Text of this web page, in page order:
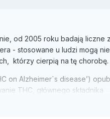
od 2005 roku badają liczne
- stosowane u ludzi mogą
którzy cierpią na tę chorobę.
on Alzheimer´s disease’)
THC, głównego składnika
do zwalczania choroby